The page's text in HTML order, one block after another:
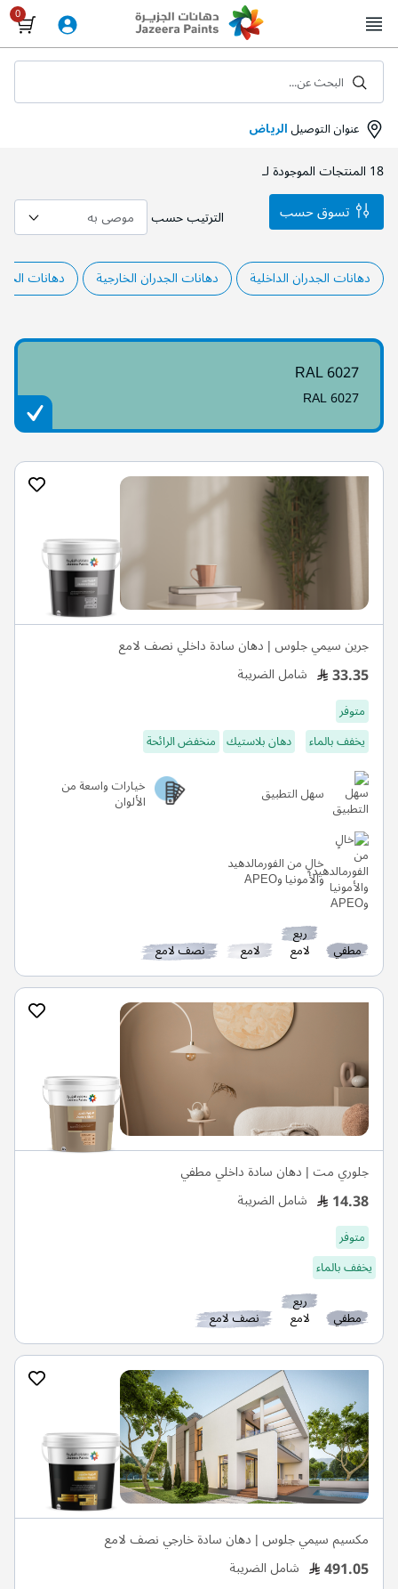
to
Content
عنوان التوصيلالرياض
البحث عن...
18 المنتجات الموجودة لـ
الترتيب حسب
دهانات الجدران الداخلية دهانات الجدران الخارجية دهانات
RAL 6027
RAL 6027
جرين سيمي جلوس | دهان سادة داخلي نصف لامع
33.35 شامل الضريبة
متوفر
يخفف بالماء
دهان بلاستيك منخفض الرائحة
سهل التطبيق خيارات واسعة من
الألوان
خالٍ من الفورمالدهيد
والأمونيا وAPEO
مطفي
ربع
لامع لامع نصف لامع
جلوري مت | دهان سادة داخلي مطفي
14.38 شامل الضريبة
متوفر
يخفف بالماء
مطفي
ربع
لامع نصف لامع
مكسيم سيمي جلوس | دهان سادة خارجي نصف لامع
491.05 شامل الضريبة
تسوق حسب